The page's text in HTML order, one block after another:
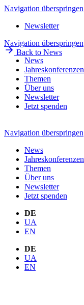
Navigation überspringen
Newsletter
Navigation überspringen
News
Jahreskonferenzen
Themen
Über uns
Newsletter
Jetzt spenden
Navigation überspringen
News
Jahreskonferenzen
Themen
Über uns
Newsletter
Jetzt spenden
DE
UA
EN
DE
UA
EN
Back to News